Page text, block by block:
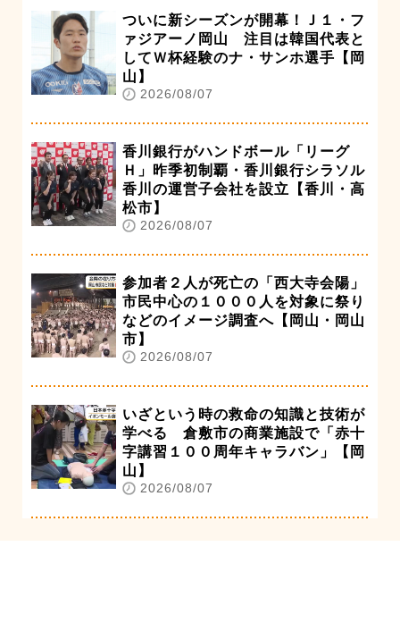
ついに新シーズンが開幕！Ｊ１・フ
ァジアーノ岡山 注目は韓国代表と
してＷ杯経験のナ・サンホ選手【岡
山】
2026/08/07
香川銀行がハンドボール「リーグ
Ｈ」昨季初制覇・香川銀行シラソル
香川の運営子会社を設立【香川・高
松市】
2026/08/07
参加者２人が死亡の「西大寺会陽」
市民中心の１０００人を対象に祭り
などのイメージ調査へ【岡山・岡山
市】
2026/08/07
いざという時の救命の知識と技術が
学べる 倉敷市の商業施設で「赤十
字講習１００周年キャラバン」【岡
山】
2026/08/07